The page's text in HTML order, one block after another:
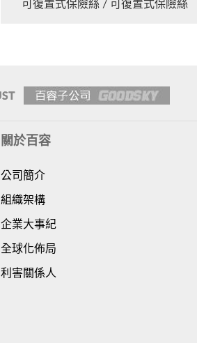
可復置式保險絲 / 可復置式保險絲
關於百容
公司簡介
組織架構
企業大事紀
全球化佈局
利害關係人